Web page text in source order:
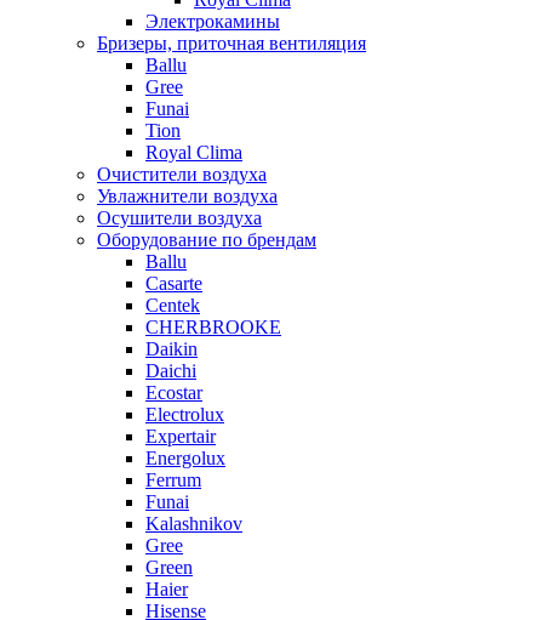
Электрокамины
Бризеры, приточная вентиляция
Ballu
Gree
Funai
Tion
Royal Clima
Очистители воздуха
Увлажнители воздуха
Осушители воздуха
Оборудование по брендам
Ballu
Casarte
Centek
CHERBROOKE
Daikin
Daichi
Ecostar
Electrolux
Expertair
Energolux
Ferrum
Funai
Kalashnikov
Gree
Grеen
Haier
Hisense